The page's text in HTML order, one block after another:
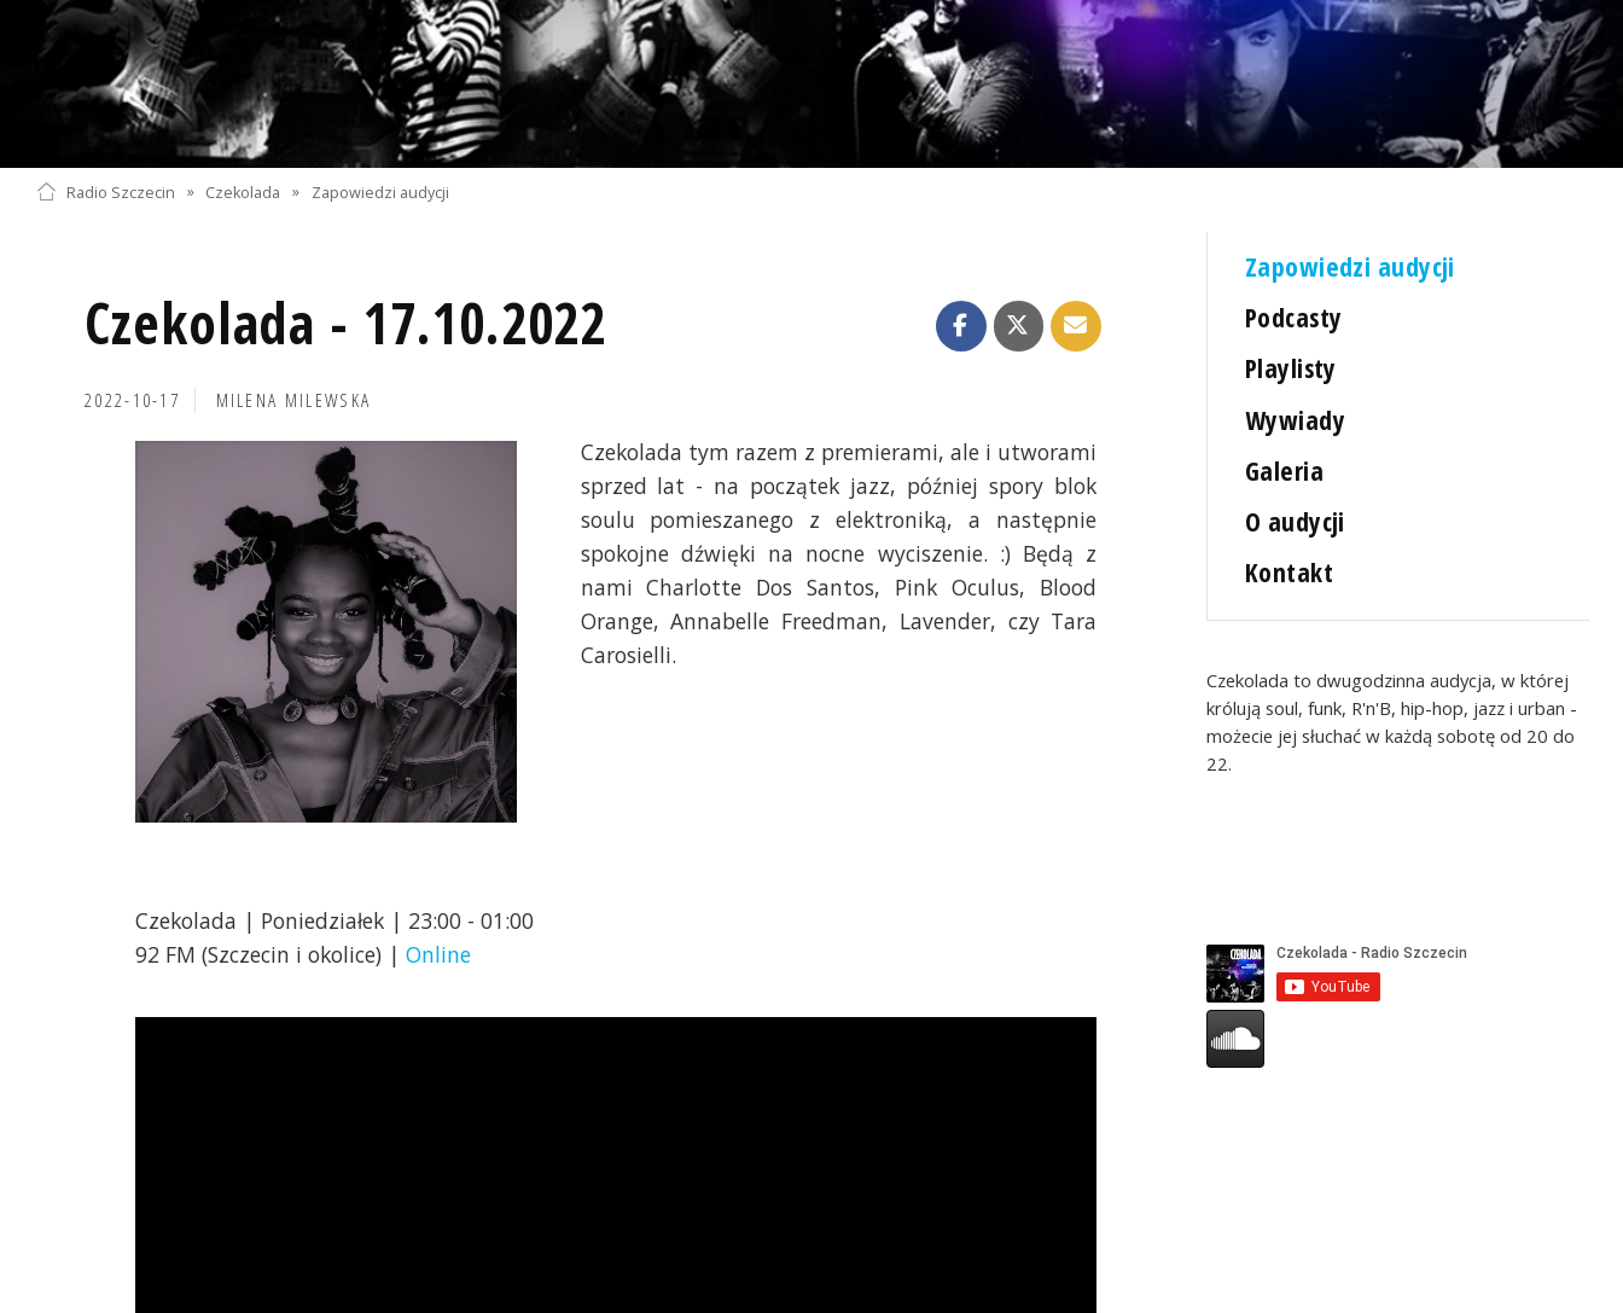
Radio Szczecin » Czekolada » Zapowiedzi audycji
Czekolada - 17.10.2022
2022-10-17 MILENA MILEWSKA
Czekolada tym razem z premierami, ale i utworami
sprzed lat - na początek jazz, później spory blok
soulu pomieszanego z elektroniką, a następnie
spokojne dźwięki na nocne wyciszenie. :) Będą z
nami Charlotte Dos Santos, Pink Oculus, Blood
Orange, Annabelle Freedman, Lavender, czy Tara
Carosielli.
Czekolada | Poniedziałek | 23:00 - 01:00
92 FM (Szczecin i okolice) | Online
Zapowiedzi audycji
Podcasty
Playlisty
Wywiady
Galeria
O audycji
Kontakt
Czekolada to dwugodzinna audycja, w której
królują soul, funk, R'n'B, hip-hop, jazz i urban -
możecie jej słuchać w każdą sobotę od 20 do
22.